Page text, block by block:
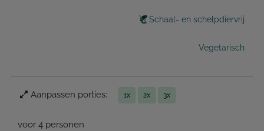
Schaal- en schelpdiervrij
Vegetarisch
Aanpassen porties: 1x 2x 3x
voor 4 personen